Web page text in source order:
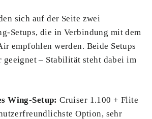
sich auf der Seite zwei
Setups, die in Verbindung mit dem
empfohlen werden. Beide Setups
– Stabilität steht dabei im
Wing-Setup:Cruiser 1.100 + Flite
Option, sehr